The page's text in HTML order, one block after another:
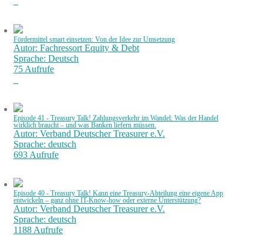
Fördermittel smart einsetzen: Von der Idee zur Umsetzung
Autor: Fachressort Equity & Debt
Sprache: Deutsch
75 Aufrufe
Episode 41 - Treasury Talk! Zahlungsverkehr im Wandel: Was der Handel
wirklich braucht – und was Banken liefern müssen.
Autor: Verband Deutscher Treasurer e.V.
Sprache: deutsch
693 Aufrufe
Episode 40 - Treasury Talk! Kann eine Treasury-Abteilung eine eigene App
entwickeln – ganz ohne IT-Know-how oder externe Unterstützung?
Autor: Verband Deutscher Treasurer e.V.
Sprache: deutsch
1188 Aufrufe